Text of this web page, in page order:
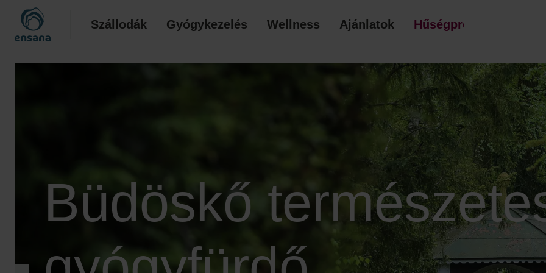
Szállodák Gyógykezelés Wellness Ajánlatok Hűségprogram
Büdöskő